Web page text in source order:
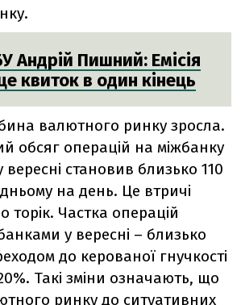
Андрій Пишний: Емісія
квиток в один кінець
валютного ринку зросла.
обсяг операцій на міжбанку
вересні становив близько 110
на день. Це втричі
торік. Частка операцій
у вересні – близько
до керованої гнучкості
Такі зміни означають, що
ринку до ситуативних